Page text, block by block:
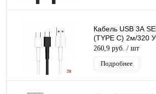
Кабель USB 3А
(TYPE C) 2м/320 У
260,9 руб. / шт
Подробнее